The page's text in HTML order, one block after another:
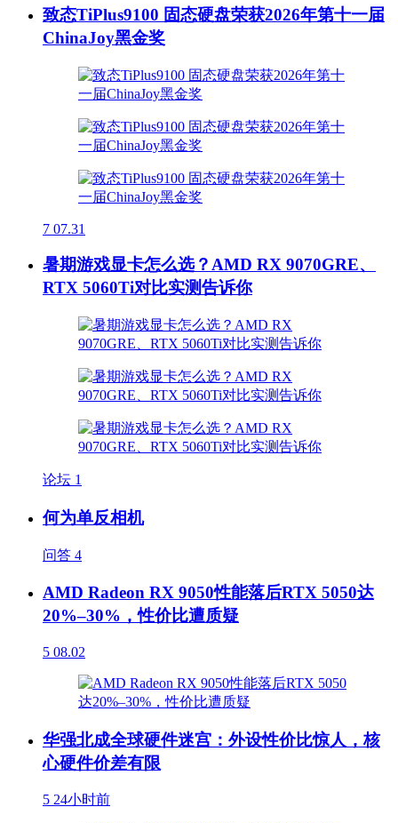
致态TiPlus9100 固态硬盘荣获2026年第十一届
ChinaJoy黑金奖
7 07.31
暑期游戏显卡怎么选？AMD RX 9070GRE、
RTX 5060Ti对比实测告诉你
论坛 1
何为单反相机
问答 4
AMD Radeon RX 9050性能落后RTX 5050达
20%–30%，性价比遭质疑
5 08.02
华强北成全球硬件迷宫：外设性价比惊人，核
心硬件价差有限
5 24小时前